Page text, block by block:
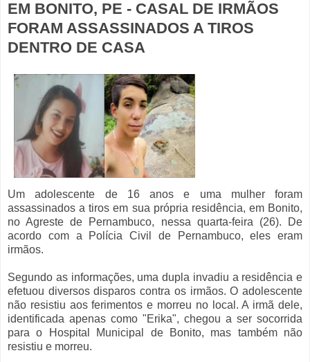
EM BONITO, PE - CASAL DE IRMÃOS
FORAM ASSASSINADOS A TIROS
DENTRO DE CASA
Um adolescente de 16 anos e uma mulher foram
assassinados a tiros em sua própria residência, em Bonito,
no Agreste de Pernambuco, nessa quarta-feira (26). De
acordo com a Polícia Civil de Pernambuco, eles eram
irmãos.
Segundo as informações, uma dupla invadiu a residência e
efetuou diversos disparos contra os irmãos. O adolescente
não resistiu aos ferimentos e morreu no local. A irmã dele,
identificada apenas como "Erika", chegou a ser socorrida
para o Hospital Municipal de Bonito, mas também não
resistiu e morreu.